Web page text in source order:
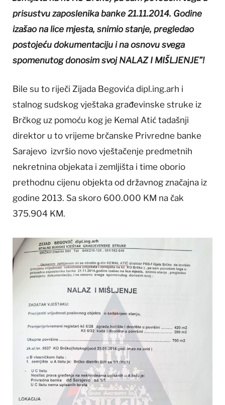
prisustvu zaposlenika banke 21.11.2014. Godine
izašao na lice mjesta, snimio stanje, pregledao
postojeću dokumentaciju i na osnovu svega
spomenutog donosim svoj NALAZ I MIŠLJENJE”!
Bile su to riječi Zijada Begovića dipl.ing.arh i
stalnog sudskog vještaka građevinske struke iz
Brčkog uz pomoću kog je Kemal Atić tadašnji
direktor u to vrijeme brčanske Privredne banke
Sarajevo izvršio novo vještačenje predmetnih
nekretnina objekata i zemljišta i time oborio
prethodnu cijenu objekta od državnog značajna iz
godine 2013. Sa skoro 600.000 KM na čak
375.904 KM.